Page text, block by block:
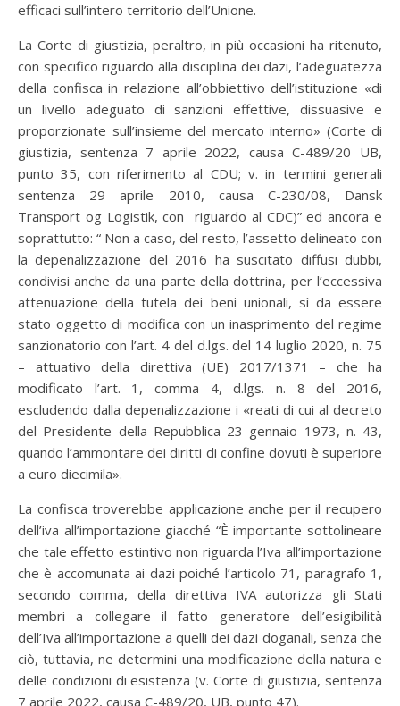
efficaci sull’intero territorio dell’Unione.
La Corte di giustizia, peraltro, in più occasioni ha ritenuto,
con specifico riguardo alla disciplina dei dazi, l’adeguatezza
della confisca in relazione all’obbiettivo dell’istituzione «di
un livello adeguato di sanzioni effettive, dissuasive e
proporzionate sull’insieme del mercato interno» (Corte di
giustizia, sentenza 7 aprile 2022, causa C-489/20 UB,
punto 35, con riferimento al CDU; v. in termini generali
sentenza 29 aprile 2010, causa C-230/08, Dansk
Transport og Logistik, con riguardo al CDC)” ed ancora e
soprattutto: “ Non a caso, del resto, l’assetto delineato con
la depenalizzazione del 2016 ha suscitato diffusi dubbi,
condivisi anche da una parte della dottrina, per l’eccessiva
attenuazione della tutela dei beni unionali, sì da essere
stato oggetto di modifica con un inasprimento del regime
sanzionatorio con l’art. 4 del d.lgs. del 14 luglio 2020, n. 75
– attuativo della direttiva (UE) 2017/1371 – che ha
modificato l’art. 1, comma 4, d.lgs. n. 8 del 2016,
escludendo dalla depenalizzazione i «reati di cui al decreto
del Presidente della Repubblica 23 gennaio 1973, n. 43,
quando l’ammontare dei diritti di confine dovuti è superiore
a euro diecimila».
La confisca troverebbe applicazione anche per il recupero
dell’iva all’importazione giacché “È importante sottolineare
che tale effetto estintivo non riguarda l’Iva all’importazione
che è accomunata ai dazi poiché l’articolo 71, paragrafo 1,
secondo comma, della direttiva IVA autorizza gli Stati
membri a collegare il fatto generatore dell’esigibilità
dell’Iva all’importazione a quelli dei dazi doganali, senza che
ciò, tuttavia, ne determini una modificazione della natura e
delle condizioni di esistenza (v. Corte di giustizia, sentenza
7 aprile 2022, causa C-489/20, UB, punto 47).